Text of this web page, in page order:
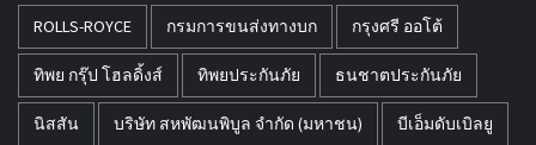
ROLLS-ROYCE กรมการขนส่งทางบก กรุงศรี ออโต้
ทิพย กรุ๊ป โฮลดิ้งส์ ทิพยประกันภัย ธนชาตประกันภัย
นิสสัน บริษัท สหพัฒนพิบูล จำกัด (มหาชน) บีเอ็มดับเบิลยู